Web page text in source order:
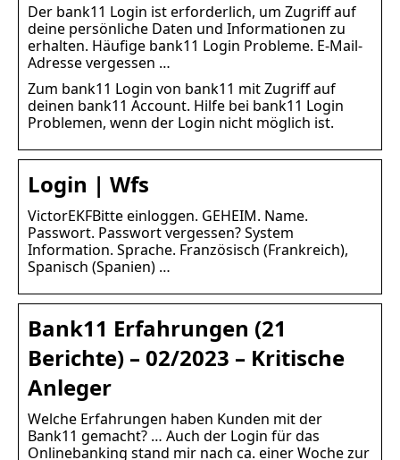
Der bank11 Login ist erforderlich, um Zugriff auf
deine persönliche Daten und Informationen zu
erhalten. Häufige bank11 Login Probleme. E-Mail-
Adresse vergessen …
Zum bank11 Login von bank11 mit Zugriff auf
deinen bank11 Account. Hilfe bei bank11 Login
Problemen, wenn der Login nicht möglich ist.
Login | Wfs
VictorEKFBitte einloggen. GEHEIM. Name.
Passwort. Passwort vergessen? System
Information. Sprache. Französisch (Frankreich),
Spanisch (Spanien) …
Bank11 Erfahrungen (21
Berichte) – 02/2023 – Kritische
Anleger
Welche Erfahrungen haben Kunden mit der
Bank11 gemacht? … Auch der Login für das
Onlinebanking stand mir nach ca. einer Woche zur